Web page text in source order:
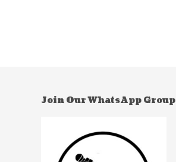
Join Our WhatsApp Group